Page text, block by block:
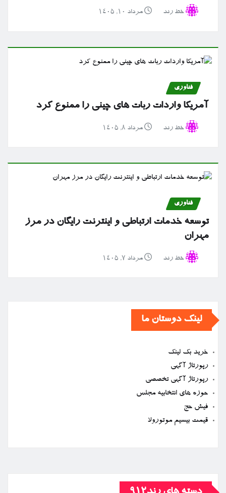
خط رند مرداد ۱۰, ۱۴۰۵
فناوری
آمریکا واردات ربات های چینی را ممنوع کرد
خط رند مرداد ۸, ۱۴۰۵
فناوری
توسعه خدمات ارتباطی و اینترنت رایگان در مرز
مهران
خط رند مرداد ۷, ۱۴۰۵
لینک دوستان ما
خرید بک لینک
رپورتاژ آگهی
رپورتاژ آگهی تخصصی
حوزه های انتخابیه مجلس
فیش حج
قیمت بیسیم موتورولا